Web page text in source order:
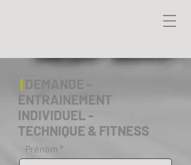
|
ENTRAINEMENT
INDIVIDUEL -
TECHNIQUE & FITNESS
Prénom